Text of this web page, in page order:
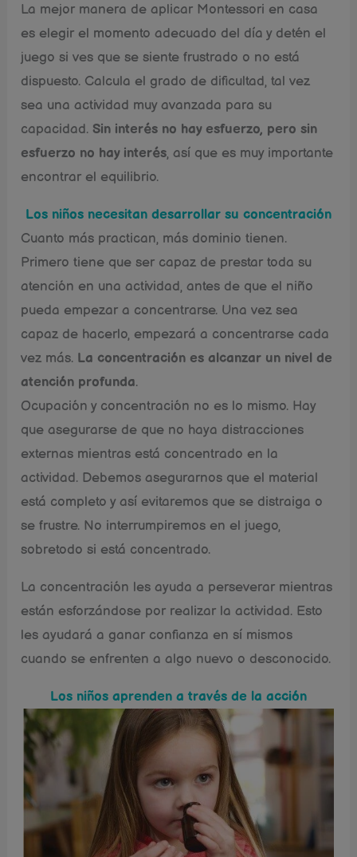
La mejor manera de aplicar Montessori en casa
es elegir el momento adecuado del día y detén el
juego si ves que se siente frustrado o no está
dispuesto. Calcula el grado de dificultad, tal vez
sea una actividad muy avanzada para su
capacidad. Sin interés no hay esfuerzo, pero sin
esfuerzo no hay interés, así que es muy importante
encontrar el equilibrio.
Los niños necesitan desarrollar su concentración
Cuanto más practican, más dominio tienen.
Primero tiene que ser capaz de prestar toda su
atención en una actividad, antes de que el niño
pueda empezar a concentrarse. Una vez sea
capaz de hacerlo, empezará a concentrarse cada
vez más. La concentración es alcanzar un nivel de
atención profunda.
Ocupación y concentración no es lo mismo. Hay
que asegurarse de que no haya distracciones
externas mientras está concentrado en la
actividad. Debemos asegurarnos que el material
está completo y así evitaremos que se distraiga o
se frustre. No interrumpiremos en el juego,
sobretodo si está concentrado.
La concentración les ayuda a perseverar mientras
están esforzándose por realizar la actividad. Esto
les ayudará a ganar confianza en sí mismos
cuando se enfrenten a algo nuevo o desconocido.
Los niños aprenden a través de la acción